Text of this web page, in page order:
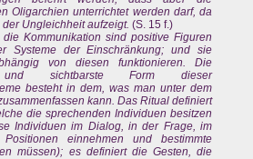
Oligarchien unterrichtet werden darf, da
Ungleichheit aufzeigt. (S. 15 f.)
Kommunikation sind positive Figuren
Systeme der Einschränkung; und sie
von diesen funktionieren. Die
und sichtbarste Form dieser
besteht in dem, was man unter dem
kann. Das Ritual definiert
die sprechenden Individuen besitzen
Individuen im Dialog, in der Frage, im
Positionen einnehmen und bestimmte
müssen); es definiert die Gesten, die